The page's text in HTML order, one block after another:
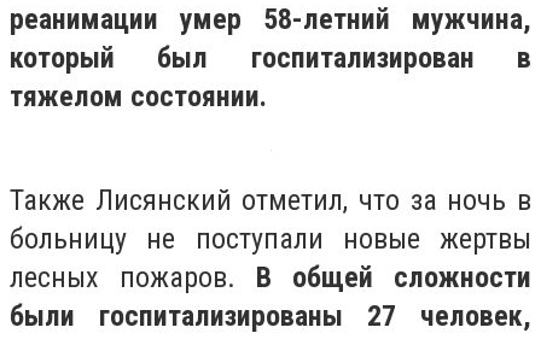
реанимации умер 58-летний мужчина,
который был госпитализирован в
тяжелом состоянии.
Также Лисянский отметил, что за ночь в
больницу не поступали новые жертвы
лесных пожаров. В общей сложности
были госпитализированы 27 человек,